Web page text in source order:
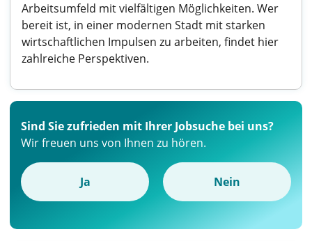
Arbeitsumfeld mit vielfältigen Möglichkeiten. Wer
bereit ist, in einer modernen Stadt mit starken
wirtschaftlichen Impulsen zu arbeiten, findet hier
zahlreiche Perspektiven.
Sind Sie zufrieden mit Ihrer Jobsuche bei uns?
Wir freuen uns von Ihnen zu hören.
Ja Nein